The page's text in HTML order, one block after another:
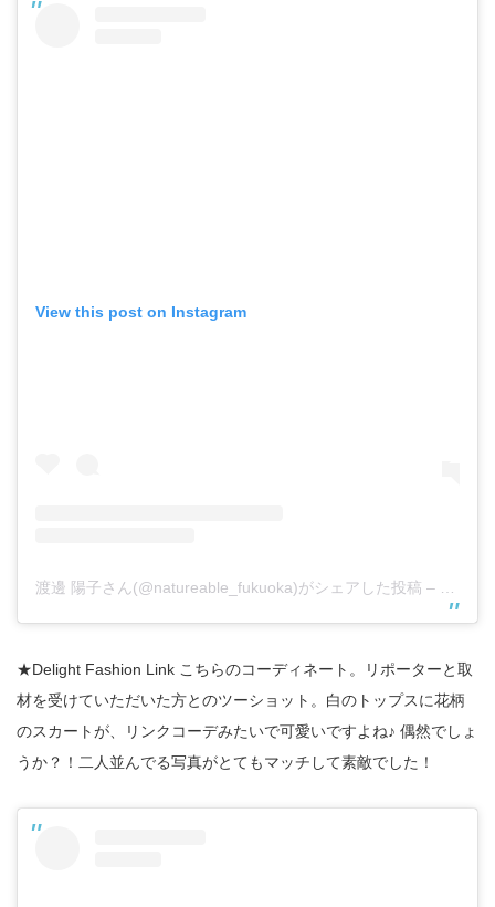
View this post on Instagram
渡邊 陽子さん(@natureable_fukuoka)がシェアした投稿 –
★Delight Fashion Link こちらのコーディネート。リポーターと取
材を受けていただいた方とのツーショット。白のトップスに花柄
のスカートが、リンクコーデみたいで可愛いですよね♪ 偶然でしょ
うか？！二人並んでる写真がとてもマッチして素敵でした！